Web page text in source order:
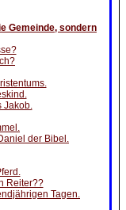
Gemeinde, sondern
Jakob.
der Bibel.
Reiter??
Tagen.